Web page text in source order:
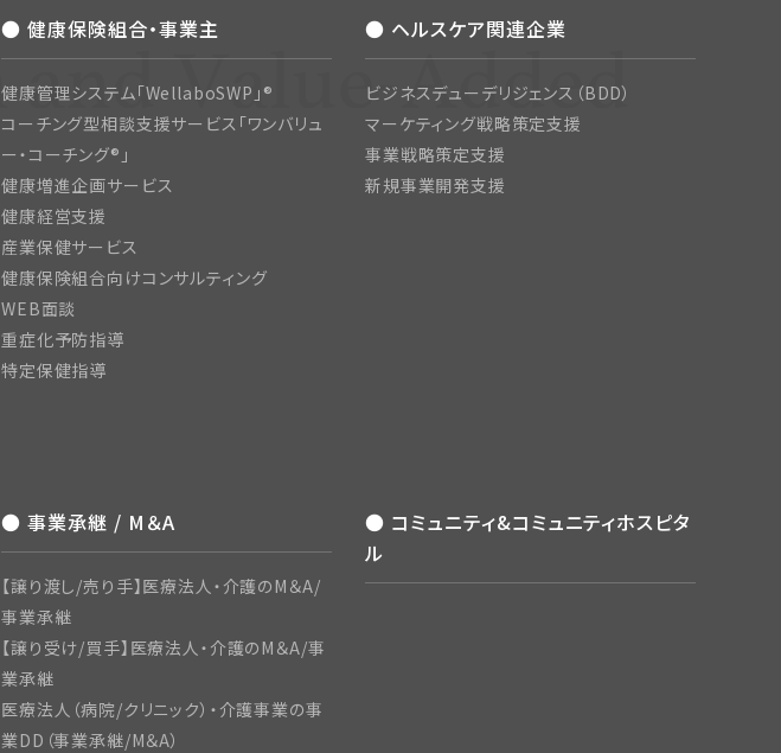
● 健康保険組合・事業主
健康管理システム「WellaboSWP」®
コーチング型相談支援サービス「ワンバリュ
ー・コーチング®」
健康増進企画サービス
健康経営支援
産業保健サービス
健康保険組合向けコンサルティング
WEB面談
重症化予防指導
特定保健指導
● ヘルスケア関連企業
ビジネスデューデリジェンス（BDD）
マーケティング戦略策定支援
事業戦略策定支援
新規事業開発支援
● 事業承継 / M＆A
【譲り渡し/売り手】医療法人・介護のM＆A/
事業承継
【譲り受け/買手】医療法人・介護のM＆A/事
業承継
医療法人（病院/クリニック）・介護事業の事
業DD（事業承継/M＆A）
● コミュニティ&コミュニティホスピタ
ル